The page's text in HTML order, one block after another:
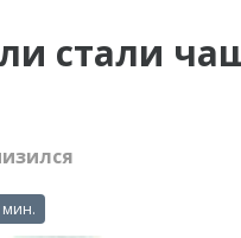
стали
мин.